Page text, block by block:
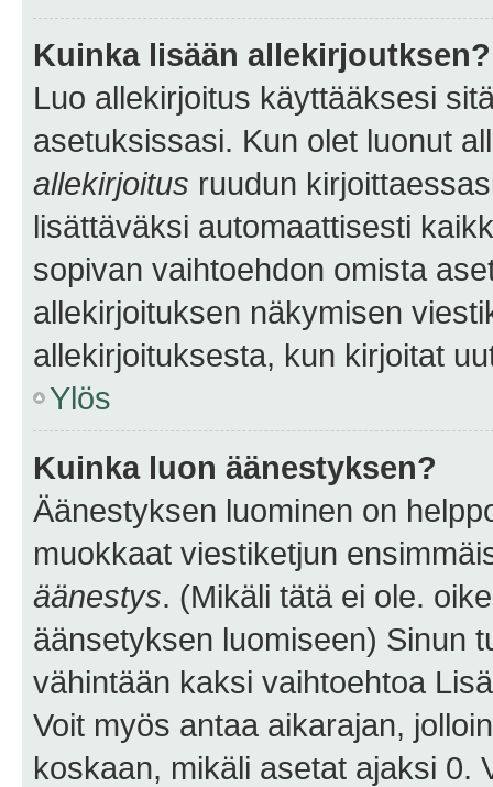
Kuinka lisään allekirjoutksen?
Luo allekirjoitus käyttääksesi
asetuksissasi. Kun olet luonut
allekirjoitus ruudun
lisättäväksi automaattisesti
sopivan vaihtoehdon omista
allekirjoituksen näkymisen
allekirjoituksesta, kun kirjoitat
Ylös
Kuinka luon äänestyksen?
Äänestyksen luominen on
muokkaat viestiketjun
äänestys. (Mikäli tätä ei ole.
äänsetyksen luomiseen) Sinun
vähintään kaksi vaihtoehtoa
Voit myös antaa aikarajan,
koskaan, mikäli asetat ajaksi 0.